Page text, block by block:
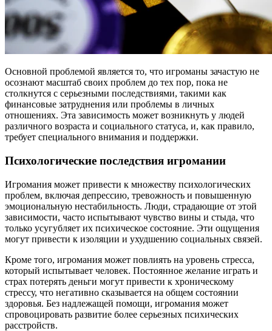
Основной проблемой является то, что игроманы зачастую не
осознают масштаб своих проблем до тех пор, пока не
столкнутся с серьезными последствиями, такими как
финансовые затруднения или проблемы в личных
отношениях. Эта зависимость может возникнуть у людей
различного возраста и социального статуса, и, как правило,
требует специального внимания и поддержки.
Психологические последствия игромании
Игромания может привести к множеству психологических
проблем, включая депрессию, тревожность и повышенную
эмоциональную нестабильность. Люди, страдающие от этой
зависимости, часто испытывают чувство вины и стыда, что
только усугубляет их психическое состояние. Эти ощущения
могут привести к изоляции и ухудшению социальных связей.
Кроме того, игромания может повлиять на уровень стресса,
который испытывает человек. Постоянное желание играть и
страх потерять деньги могут привести к хроническому
стрессу, что негативно сказывается на общем состоянии
здоровья. Без надлежащей помощи, игромания может
спровоцировать развитие более серьезных психических
расстройств.